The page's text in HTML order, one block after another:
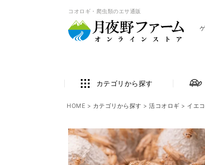
コオロギ・爬虫類のエサ通販
カテゴリから探す
HOME カテゴリから探す 活コオロギ イエ